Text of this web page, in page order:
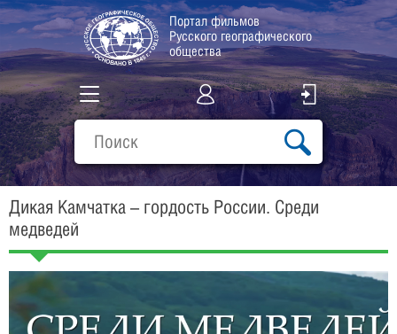
Портал фильмов
Русского географического
общества
Все фильмы
Подборки
О проекте
Дикая Камчатка – гордость России. Среди
медведей